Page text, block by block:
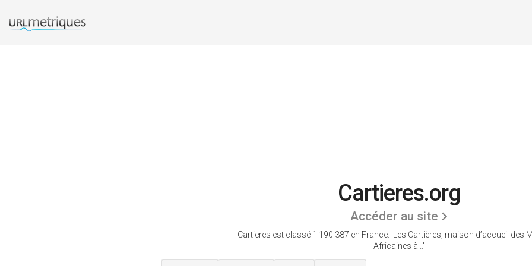
Cartieres.org
Accéder au site
Cartieres est classé 1 190 387 en France. 'Les Cartières, maison d’accueil des
Africaines à ..'